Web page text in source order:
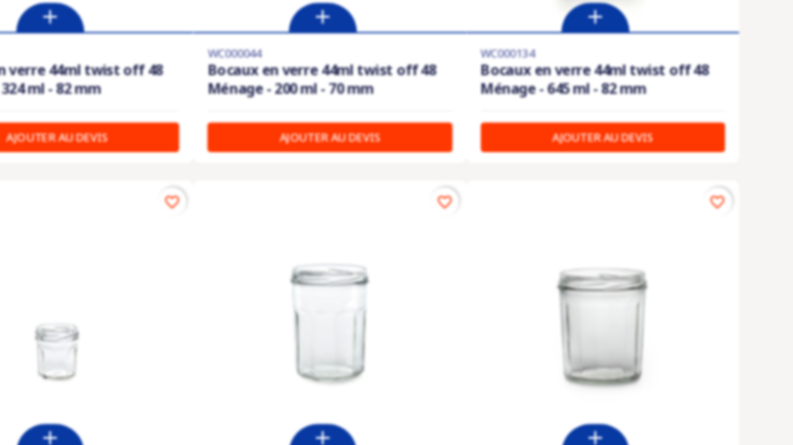
verre 44ml twist off 48
ml - 82 mm
AJOUTER AU DEVIS
WC000044
Bocaux en verre 44ml twist off 48
Ménage - 200 ml - 70 mm
AJOUTER AU DEVIS
WC000134
Bocaux en verre 44ml twist off 48
Ménage - 645 ml - 82 mm
AJOUTER AU DEVIS
favorite_border favorite_border favorite_border